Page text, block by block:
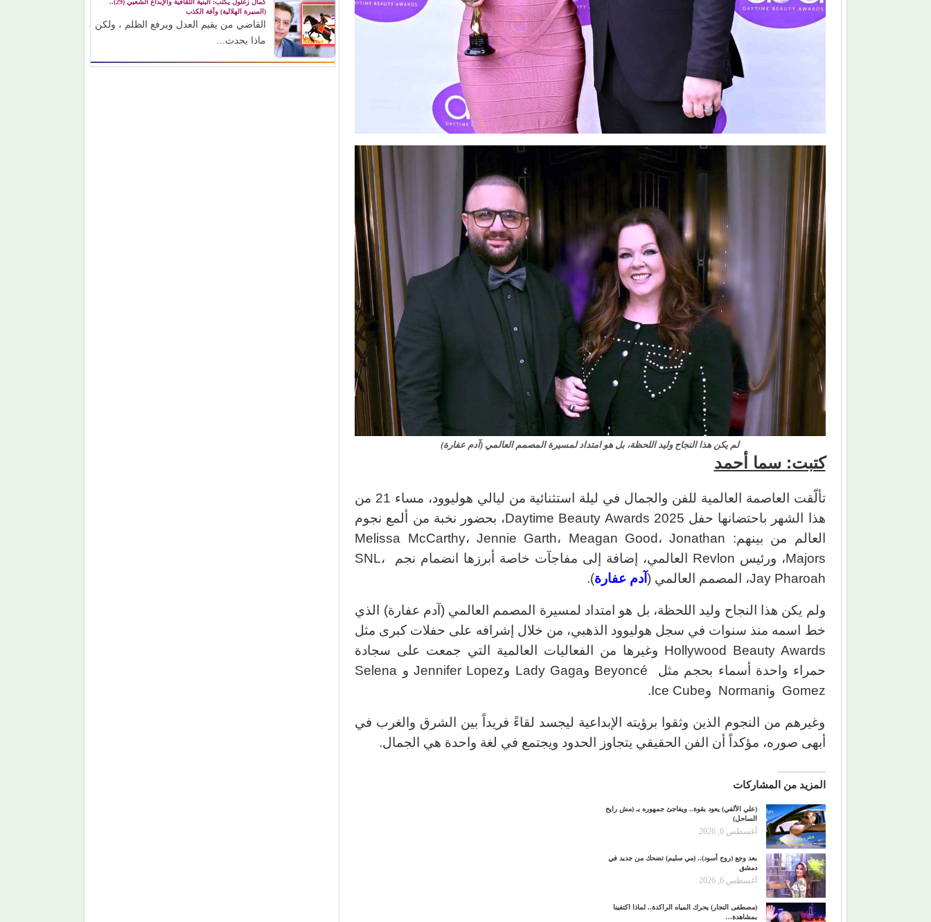
لم يكن هذا النجاح وليد اللحظة، بل هو امتداد لمسيرة المصمم العالمي (آدم عفارة)
كتبت: سما أحمد
تألّقت العاصمة العالمية للفن والجمال في ليلة استثنائية من ليالي هوليوود، مساء 21 من
هذا الشهر باحتضانها حفل Daytime Beauty Awards 2025، بحضور نخبة من ألمع نجوم
العالم من بينهم: Melissa McCarthy، Jennie Garth، Meagan Good، Jonathan
Majors، ورئيس Revlon العالمي، إضافة إلى مفاجآت خاصة أبرزها انضمام نجم SNL،
Jay Pharoah، المصمم العالمي (
آدم عفارة).
ولم يكن هذا النجاح وليد اللحظة، بل هو امتداد لمسيرة المصمم العالمي (آدم عفارة) الذي
خط اسمه منذ سنوات في سجل هوليوود الذهبي، من خلال إشرافه على حفلات كبرى مثل
Hollywood Beauty Awards وغيرها من الفعاليات العالمية التي جمعت على سجادة
حمراء واحدة أسماء بحجم مثل Beyoncé وLady Gaga وJennifer Lopez و Selena
Gomez وNormani وIce Cube.
وغيرهم من النجوم الذين وثقوا برؤيته الإبداعية ليجسد لقاءً فريداً بين الشرق والغرب في
أبهى صوره، مؤكداً أن الفن الحقيقي يتجاوز الحدود ويجتمع في لغة واحدة هي الجمال.
المزيد من المشاركات
(علي الألفي) يعود بقوة.. ويفاجئ جمهوره بـ (مش رايح
الساحل)
أغسطس 6, 2026
بعد وجع (روج أسود).. (مي سليم) تضحك من جديد في
دمشق
أغسطس 6, 2026
(مصطفى النجار) يحرك المياه الراكدة.. لماذا اكتفينا
بمشاهدة…
كمال زغلول يكتب: البنية الثقافية والإبداع الشعبي (29)..
(السيرة الهلالية) وآفة الكذب
القاضي من يقيم العدل ويرفع الظلم ، ولكن
ماذا يحدث...